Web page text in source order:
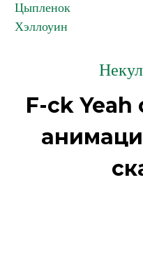
Цыпленок
Хэллоуин
F-ck